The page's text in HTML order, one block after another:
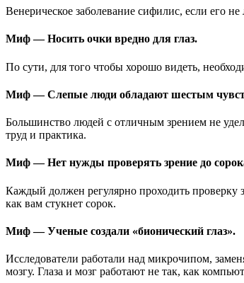
Венерическое заболевание сифилис, если его
Миф — Носить очки вредно для глаз.
По сути, для того чтобы хорошо видеть,
Миф — Слепые люди обладают шестым
Большинство людей с отличным зрением не
труд и практика.
Миф — Нет нужды проверять зрение до
Каждый должен регулярно проходить проверку
как вам стукнет сорок.
Миф — Ученые создали «бионический глаз».
Исследователи работали над микрочипом,
мозгу. Глаза и мозг работают не так, как